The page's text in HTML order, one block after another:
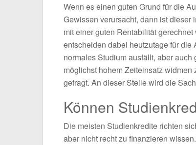
Wenn es einen guten Grund für die
Gewissen verursacht, dann ist
mit einer guten Rentabilität
entscheiden dabei heutzutage für
normales Studium ausfällt, aber
möglichst hohem Zeiteinsatz
gefragt. An dieser Stelle wird die
Können
Die meisten Studienkredite richten
aber nicht recht zu finanzieren